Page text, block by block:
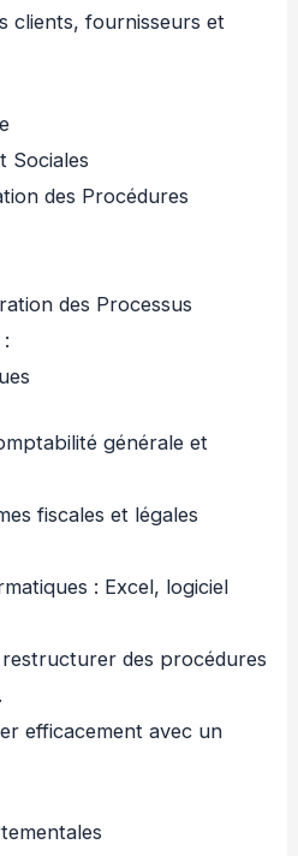
clients, fournisseurs et
Sociales
des Procédures
des Processus
:
générale et
fiscales et légales
: Excel, logiciel
des procédures
efficacement avec un